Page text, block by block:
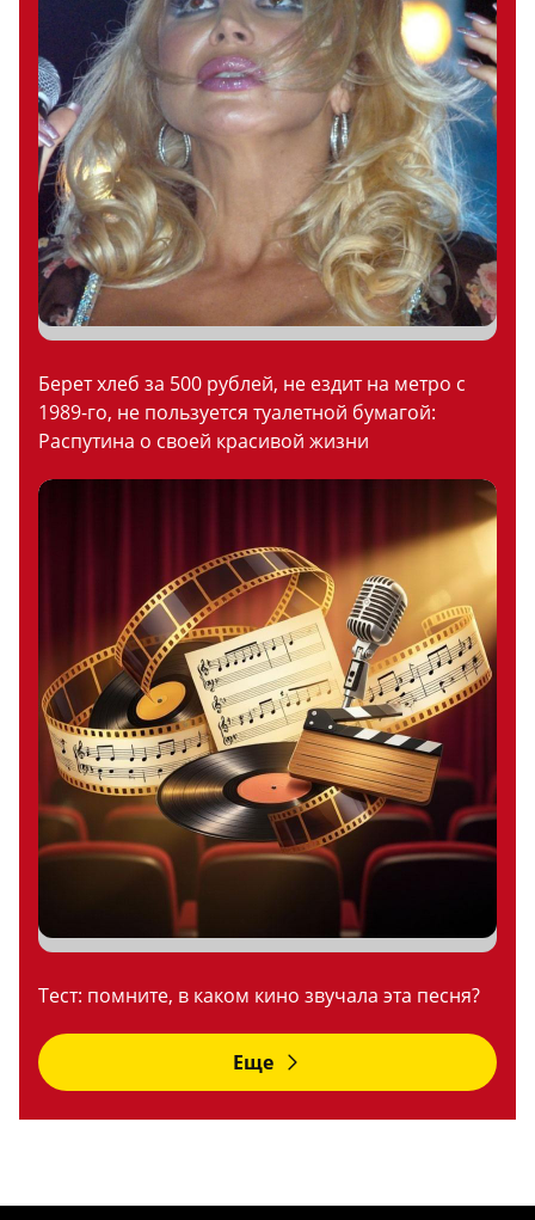
Берет хлеб за 500 рублей, не ездит на метро с
1989-го, не пользуется туалетной бумагой:
Распутина о своей красивой жизни
Тест: помните, в каком кино звучала эта песня?
Еще